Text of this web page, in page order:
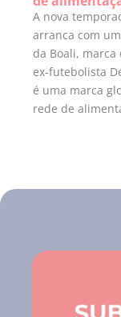
A nova
arranca com
da Boali,
ex-futebolista
é uma marca
rede de